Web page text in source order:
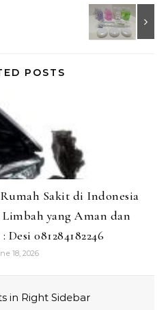
POSTS
Sakit di Indonesia
yang Aman dan
081284182246
18, 2026
in Right Sidebar